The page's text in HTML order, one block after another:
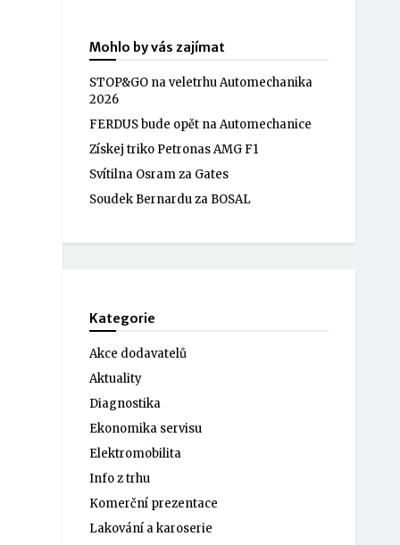
Mohlo by vás zajímat
STOP&GO na veletrhu Automechanika
2026
FERDUS bude opět na Automechanice
Získej triko Petronas AMG F1
Svítilna Osram za Gates
Soudek Bernardu za BOSAL
Kategorie
Akce dodavatelů
Aktuality
Diagnostika
Ekonomika servisu
Elektromobilita
Info z trhu
Komerční prezentace
Lakování a karoserie